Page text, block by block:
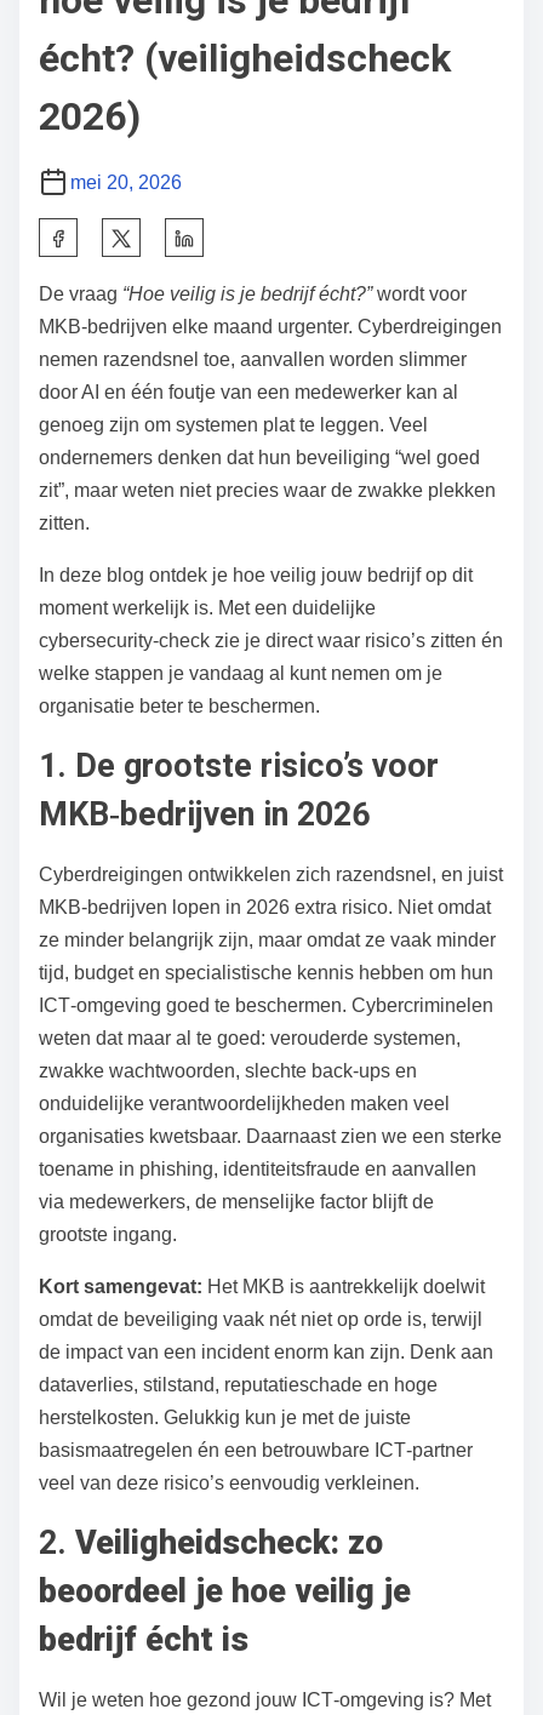
écht? (veiligheidscheck
2026)
mei 20, 2026
e
l
d
i
t
b
e
r
:
De vraag “Hoe veilig is je bedrijf écht?”wordt voor
MKB‑bedrijven elke maand urgenter. Cyberdreigingen
nemen razendsnel toe, aanvallen worden slimmer
door AI en één foutje van een medewerker kan al
genoeg zijn om systemen plat te leggen. Veel
ondernemers denken dat hun beveiliging “wel goed
zit”, maar weten niet precies waar de zwakke plekken
zitten.
In deze blog ontdek je hoe veilig jouw bedrijf op dit
moment werkelijk is. Met een duidelijke
cybersecurity‑check zie je direct waar risico’s zitten én
welke stappen je vandaag al kunt nemen om je
organisatie beter te beschermen.
1. De grootste risico’s voor
MKB‑bedrijven in 2026
Cyberdreigingen ontwikkelen zich razendsnel, en juist
MKB‑bedrijven lopen in 2026 extra risico. Niet omdat
ze minder belangrijk zijn, maar omdat ze vaak minder
tijd, budget en specialistische kennis hebben om hun
ICT‑omgeving goed te beschermen. Cybercriminelen
weten dat maar al te goed: verouderde systemen,
zwakke wachtwoorden, slechte back‑ups en
onduidelijke verantwoordelijkheden maken veel
organisaties kwetsbaar. Daarnaast zien we een sterke
toename in phishing, identiteitsfraude en aanvallen
via medewerkers, de menselijke factor blijft de
grootste ingang.
Kort samengevat: Het MKB is aantrekkelijk doelwit
omdat de beveiliging vaak nét niet op orde is, terwijl
de impact van een incident enorm kan zijn. Denk aan
dataverlies, stilstand, reputatieschade en hoge
herstelkosten. Gelukkig kun je met de juiste
basismaatregelen én een betrouwbare ICT‑partner
veel van deze risico’s eenvoudig verkleinen.
2. Veiligheidscheck: zo
beoordeel je hoe veilig je
bedrijf écht is
Wil je weten hoe gezond jouw ICT‑omgeving is? Met